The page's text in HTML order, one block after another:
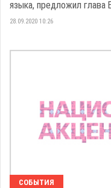
языка, предложил глава
28.09.2020 10:26
СОБЫТИЯ